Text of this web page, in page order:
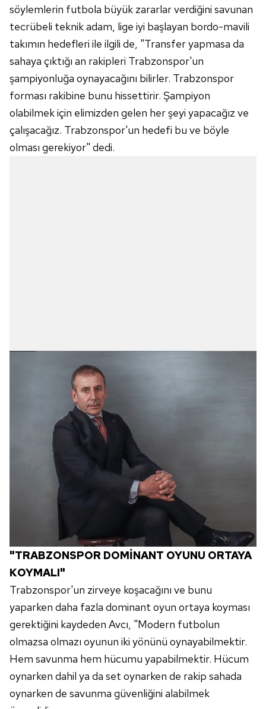
söylemlerin futbola büyük zararlar verdiğini savunan
tecrübeli teknik adam, lige iyi başlayan bordo-mavili
takımın hedefleri ile ilgili de, "Transfer yapmasa da
sahaya çıktığı an rakipleri Trabzonspor'un
şampiyonluğa oynayacağını bilirler. Trabzonspor
forması rakibine bunu hissettirir. Şampiyon
olabilmek için elimizden gelen her şeyi yapacağız ve
çalışacağız. Trabzonspor'un hedefi bu ve böyle
olması gerekiyor" dedi.
"TRABZONSPOR DOMİNANT OYUNU ORTAYA
KOYMALI"
Trabzonspor'un zirveye koşacağını ve bunu
yaparken daha fazla dominant oyun ortaya koyması
gerektiğini kaydeden Avcı, "Modern futbolun
olmazsa olmazı oyunun iki yönünü oynayabilmektir.
Hem savunma hem hücumu yapabilmektir. Hücum
oynarken dahil ya da set oynarken de rakip sahada
oynarken de savunma güvenliğini alabilmek